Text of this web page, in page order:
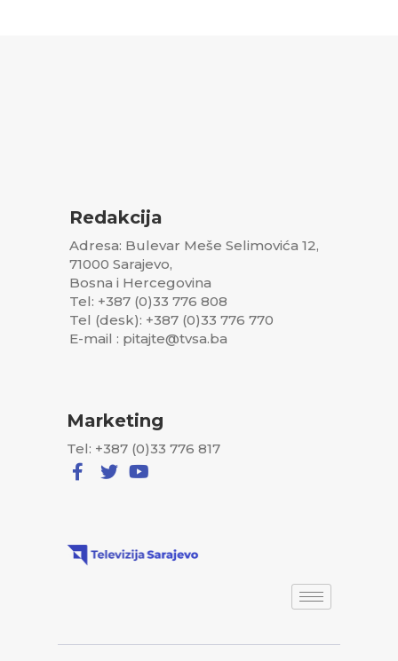
Redakcija
Adresa: Bulevar Meše Selimovića 12,
71000 Sarajevo,
Bosna i Hercegovina
Tel: +387 (0)33 776 808
Tel (desk): +387 (0)33 776 770
E-mail : pitajte@tvsa.ba
Marketing
Tel: +387 (0)33 776 817